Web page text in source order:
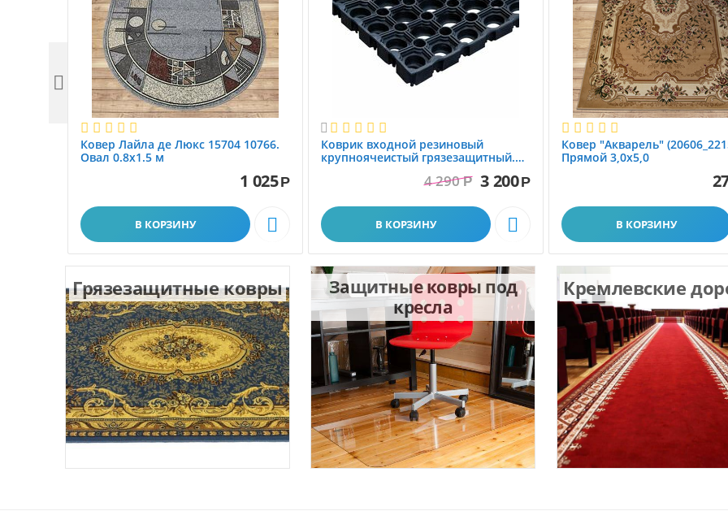
Ковер Лайла де Люкс 15704 10766.
Овал 0.8x1.5 м
1 025Р
В КОРЗИНУ 

Коврик вxодной резиновый
крупноячеистый грязезащитный.
4 290 Р 3 200Р
В КОРЗИНУ 
Ковер "Акварель"
Прямой 3,0х5,0
В КОРЗИНУ

Грязезащитные ковры
Защитные ковры под
кресла
Кремлевские